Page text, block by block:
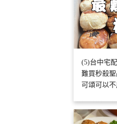
(5)台中宅
難買秒殺
可頌可以